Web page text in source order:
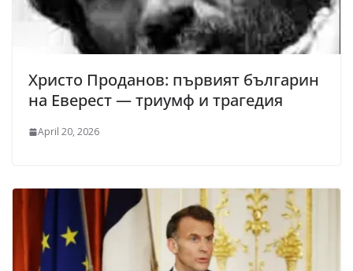
Христо Проданов: първият българин
на Еверест — триумф и трагедия
April 20, 2026